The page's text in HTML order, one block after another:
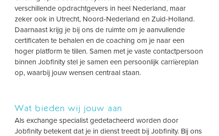
verschillende opdrachtgevers in heel Nederland, maar
zeker ook in Utrecht, Noord-Nederland en Zuid-Holland.
Daarnaast krijg je bij ons de ruimte om je aanvullende
certificaten te behalen en de coaching om je naar een
hoger platform te tillen. Samen met je vaste contactpersoon
binnen Jobfinity stel je samen een persoonlijk carrièreplan
op, waarbij jouw wensen centraal staan.
Wat bieden wij jouw aan
Als exchange specialist gedetacheerd worden door
Jobfinity betekent dat je in dienst treedt bij Jobfinity. Bij ons